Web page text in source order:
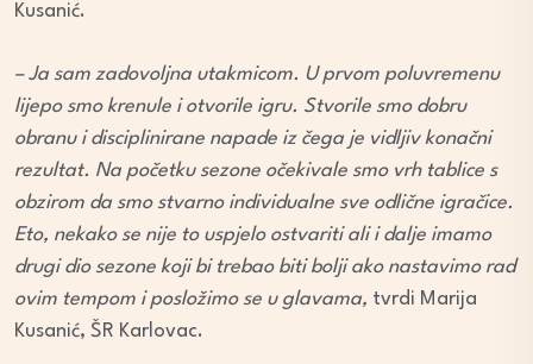
Kusanić.
– Ja sam zadovoljna utakmicom. U prvom poluvremenu
lijepo smo krenule i otvorile igru. Stvorile smo dobru
obranu i disciplinirane napade iz čega je vidljiv konačni
rezultat. Na početku sezone očekivale smo vrh tablice s
obzirom da smo stvarno individualne sve odlične igračice.
Eto, nekako se nije to uspjelo ostvariti ali i dalje imamo
drugi dio sezone koji bi trebao biti bolji ako nastavimo rad
ovim tempom i posložimo se u glavama, tvrdi Marija
Kusanić, ŠR Karlovac.